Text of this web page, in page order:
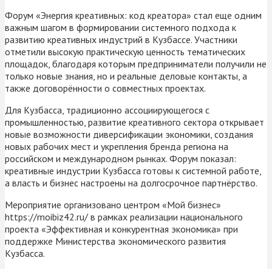
Форум «Энергия креативных: код креатора» стал еще одним
важным шагом в формировании системного подхода к
развитию креативных индустрий в Кузбассе. Участники
отметили высокую практическую ценность тематических
площадок, благодаря которым предприниматели получили не
только новые знания, но и реальные деловые контакты, а
также договорённости о совместных проектах.
Для Кузбасса, традиционно ассоциирующегося с
промышленностью, развитие креативного сектора открывает
новые возможности диверсификации экономики, создания
новых рабочих мест и укрепления бренда региона на
российском и международном рынках. Форум показал:
креативные индустрии Кузбасса готовы к системной работе,
а власть и бизнес настроены на долгосрочное партнёрство.
Мероприятие организовано центром «Мой бизнес»
https://moibiz42.ru/ в рамках реализации национального
проекта «Эффективная и конкурентная экономика» при
поддержке Министерства экономического развития
Кузбасса.